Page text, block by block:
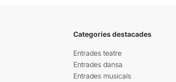
Categories destacades
Entrades teatre
Entrades dansa
Entrades musicals